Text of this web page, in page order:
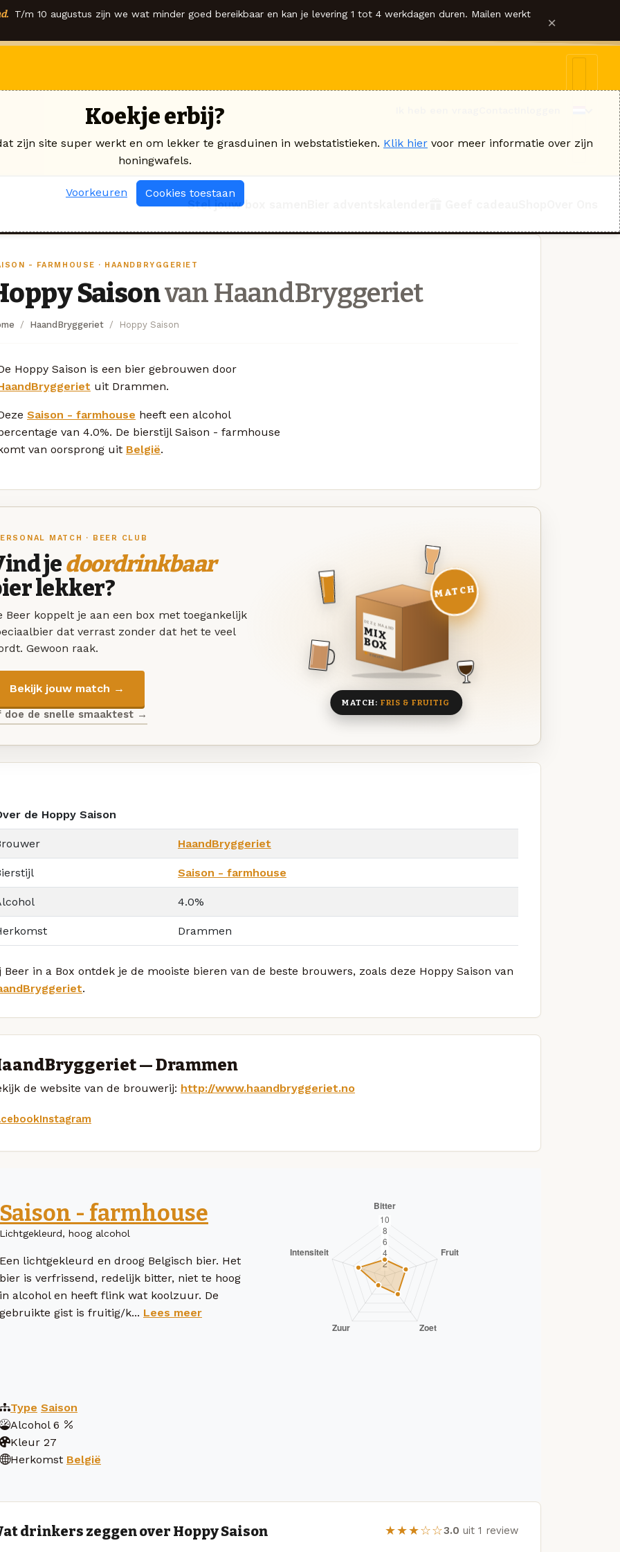
T/m 10 augustus zijn we wat minder goed bereikbaar en kan je levering 1 tot 4 werkdagen duren. Mailen werkt ×
Stel jouw box samen
- FARMHOUSE · HAANDBRYGGERIET
Saisonvan HaandBryggeriet
HaandBryggeriet Hoppy Saison
Hoppy Saison is een bier gebrouwen door
uit Drammen.
Saison - farmhouse heeft een alcohol
van 4.0%. De bierstijl Saison - farmhouse
van oorsprong uit België.
MATCH · BEER CLUB
jedoordrinkbaar
lekker?
Beer koppelt je aan een box met toegankelijk
dat verrast zonder dat het te veel
Gewoon raak.
Bekijk jouw match →
doe de snelle smaaktest →
DEZE MAAND
MIX
BOX
8 BIEREN
MATCH
MATCH: FRIS & FRUITIG
de Hoppy Saison
HaandBryggeriet
Saison - farmhouse
4.0%
Drammen
Beer in a Box ontdek je de mooiste bieren van de beste brouwers, zoals deze Hoppy Saison van
.
— Drammen
de website van de brouwerij: http://www.haandbryggeriet.no
Instagram
Saison - farmhouse
Lichtgekleurd, hoog alcohol
Een lichtgekleurd en droog Belgisch bier. Het
bier is verfrissend, redelijk bitter, niet te hoog
in alcohol en heeft flink wat koolzuur. De
gebruikte gist is fruitig/k... Lees meer
Type Saison
Alcohol 6
Kleur 27
Herkomst België
drinkers zeggen over Hoppy Saison ★★★☆☆3.0 uit 1 review
Koekje erbij?
zijn site super werkt en om lekker te grasduinen in webstatistieken. Klik hier voor meer informatie over zijn
honingwafels.
Voorkeuren Cookies toestaan